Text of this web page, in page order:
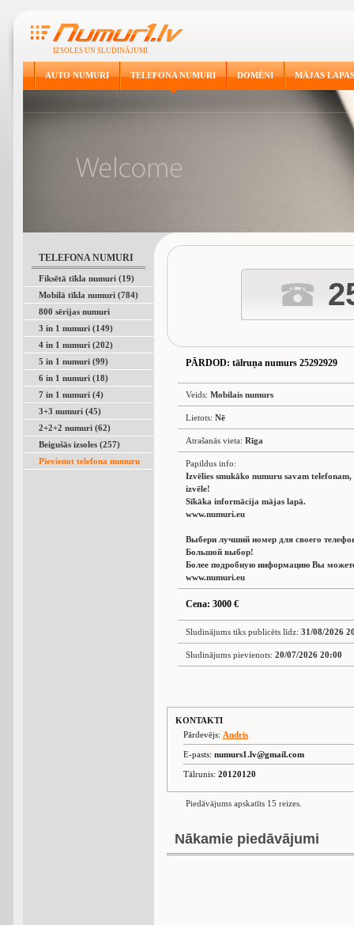
IZSOLES UN SLUDINĀJUMI
AUTO NUMURI TELEFONA NUMURI DOMĒNI MĀJAS LAPAS
TELEFONA NUMURI
Fiksētā tīkla numuri (19)
Mobilā tīkla numuri (784)
800 sērijas numuri
3 in 1 numuri (149)
4 in 1 numuri (202)
5 in 1 numuri (99)
6 in 1 numuri (18)
7 in 1 numuri (4)
3+3 numuri (45)
2+2+2 numuri (62)
Beigušās izsoles (257)
Pievienot telefona numuru
PĀRDOD: tālruņa numurs 25292929
Veids: Mobilais numurs
Lietots: Nē
Atrašanās vieta: Rīga
Papildus info:
Izvēlies smukāko numuru savam
izvēle!
Sīkāka informācija mājas lapā.
www.numuri.eu
Выбери лучший номер для своего
Большой выбор!
Более подробную информацию Вы
www.numuri.eu
Cena: 3000 €
Sludinājums tiks publicēts līdz: 31/08/2026
Sludinājums pievienots: 20/07/2026 20:00
KONTAKTI
Pārdevējs: Andris
E-pasts: numurs1.lv@gmail.com
Tālrunis: 20120120
Piedāvājums apskatīts 15 reizes.
Nākamie piedāvājumi